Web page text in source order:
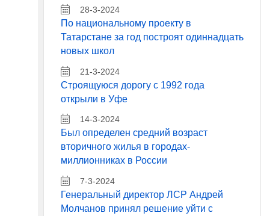
28-3-2024
По национальному проекту в
Татарстане за год построят одиннадцать
новых школ
21-3-2024
Строящуюся дорогу с 1992 года
открыли в Уфе
14-3-2024
Был определен средний возраст
вторичного жилья в городах-
миллионниках в России
7-3-2024
Генеральный директор ЛСР Андрей
Молчанов принял решение уйти с